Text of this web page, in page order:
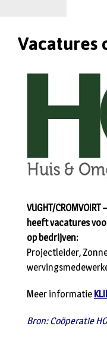
Vacatures
VUGHT/
heeft vacatures
op bedrijven:
Projectleider,
Meer informatie
Bron: Coöperatie